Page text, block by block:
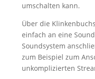
umschalten kann.
Über die
einfach an eine
Soundsystem
zum Beispiel zum
unkomplizierten